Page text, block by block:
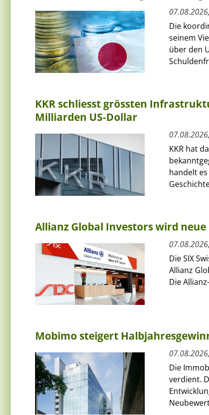
Die
seinem
über den
KKR schliesst grössten
Milliarden US-Dollar
KKR hat
handelt
Allianz Global Investors wird neue
Die SIX
Allianz
Die
Mobimo steigert
Die
verdient.